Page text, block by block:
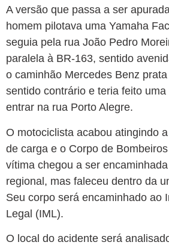
A versão que passa a ser
homem pilotava uma Yamaha
seguia pela rua João Pedro
paralela à BR-163, sentido
o caminhão Mercedes Benz
sentido contrário e teria feito
entrar na rua Porto Alegre.
O motociclista acabou atingindo
de carga e o Corpo de
vítima chegou a ser
regional, mas faleceu dentro da
Seu corpo será encaminhado ao
Legal (IML).
O local do acidente será